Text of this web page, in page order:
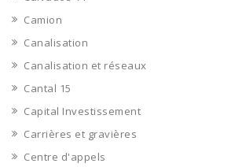
Camion
Canalisation
Canalisation et réseaux
Cantal 15
Capital Investissement
Carrières et gravières
Centre d'appels